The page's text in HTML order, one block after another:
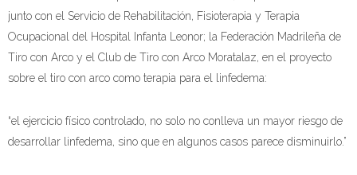
junto con el Servicio de Rehabilitación, Fisioterapia y Terapia
Ocupacional del Hospital Infanta Leonor; la Federación Madrileña de
Tiro con Arco y el Club de Tiro con Arco Moratalaz, en el proyecto
sobre el tiro con arco como terapia para el linfedema:
“el ejercicio físico controlado, no solo no conlleva un mayor riesgo de
desarrollar linfedema, sino que en algunos casos parece disminuirlo.”